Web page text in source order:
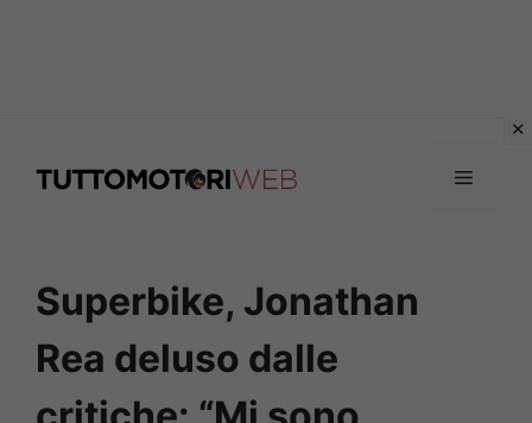
Menu
Superbike, Jonathan
Rea deluso dalle